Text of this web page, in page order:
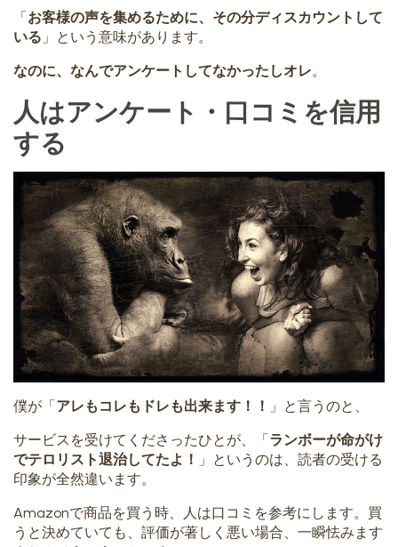
「 お客様の声を集めるために、その分ディスカウントして
いる 」という意味があります。
なのに、なんでアンケートしてなかったしオレ。
人はアンケート・口コミを信用
する
僕が「アレもコレもドレも出来ます！！ 」と言うのと、
サービスを受けてくださったひとが、「ランボーが命がけ
でテロリスト退治してたよ！ 」というのは、読者の受ける
印象が全然違います。
Amazonで商品を買う時、人は口コミを参考にします。買
うと決めていても、評価が著しく悪い場合、一瞬怯みます